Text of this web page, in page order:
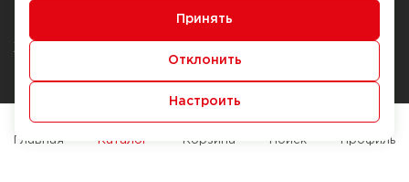
Журнал
Наши марки
Брендирование
Способы оплаты
Служба контроля качества
Принять
Отклонить
Настроить
Главная Каталог Корзина Поиск Профиль